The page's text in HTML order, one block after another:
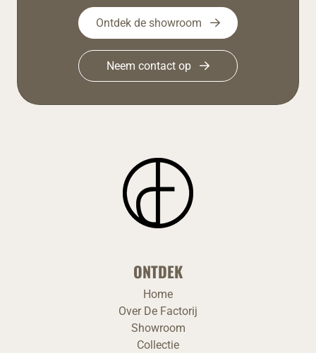
Ontdek de showroom
Neem contact op
ONTDEK
Home
Over De Factorij
Showroom
Collectie